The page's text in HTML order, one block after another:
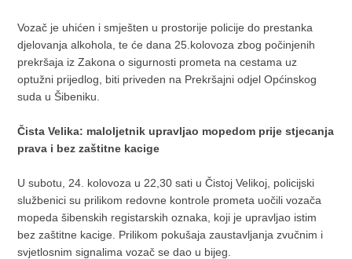
Vozač je uhićen i smješten u prostorije policije do prestanka
djelovanja alkohola, te će dana 25.kolovoza zbog počinjenih
prekršaja iz Zakona o sigurnosti prometa na cestama uz
optužni prijedlog, biti priveden na Prekršajni odjel Općinskog
suda u Šibeniku.
Čista Velika: maloljetnik upravljao mopedom prije stjecanja
prava i bez zaštitne kacige
U subotu, 24. kolovoza u 22,30 sati u Čistoj Velikoj, policijski
službenici su prilikom redovne kontrole prometa uočili vozača
mopeda šibenskih registarskih oznaka, koji je upravljao istim
bez zaštitne kacige. Prilikom pokušaja zaustavljanja zvučnim i
svjetlosnim signalima vozač se dao u bijeg.